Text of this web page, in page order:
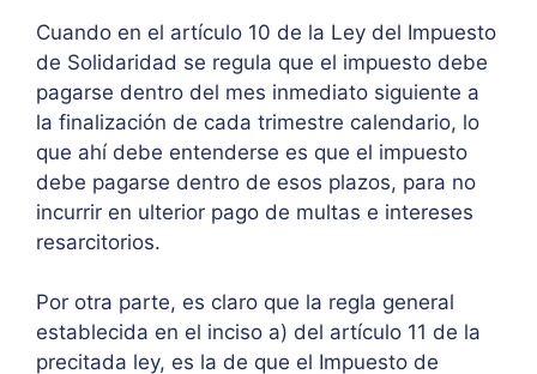
Cuando en el artículo 10 de la Ley del Impuesto
de Solidaridad se regula que el impuesto debe
pagarse dentro del mes inmediato siguiente a
la finalización de cada trimestre calendario, lo
que ahí debe entenderse es que el impuesto
debe pagarse dentro de esos plazos, para no
incurrir en ulterior pago de multas e intereses
resarcitorios.
Por otra parte, es claro que la regla general
establecida en el inciso a) del artículo 11 de la
precitada ley, es la de que el Impuesto de